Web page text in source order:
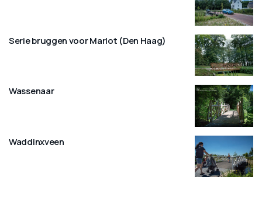
Serie bruggen voor Marlot (Den Haag)
Wassenaar
Waddinxveen